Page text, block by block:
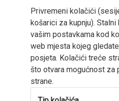
Privremeni kolačići
košarici za kupnju).
vašim postavkama kod
web mjesta kojeg
posjeta. Kolačići treće
što otvara mogućnost za
strane.